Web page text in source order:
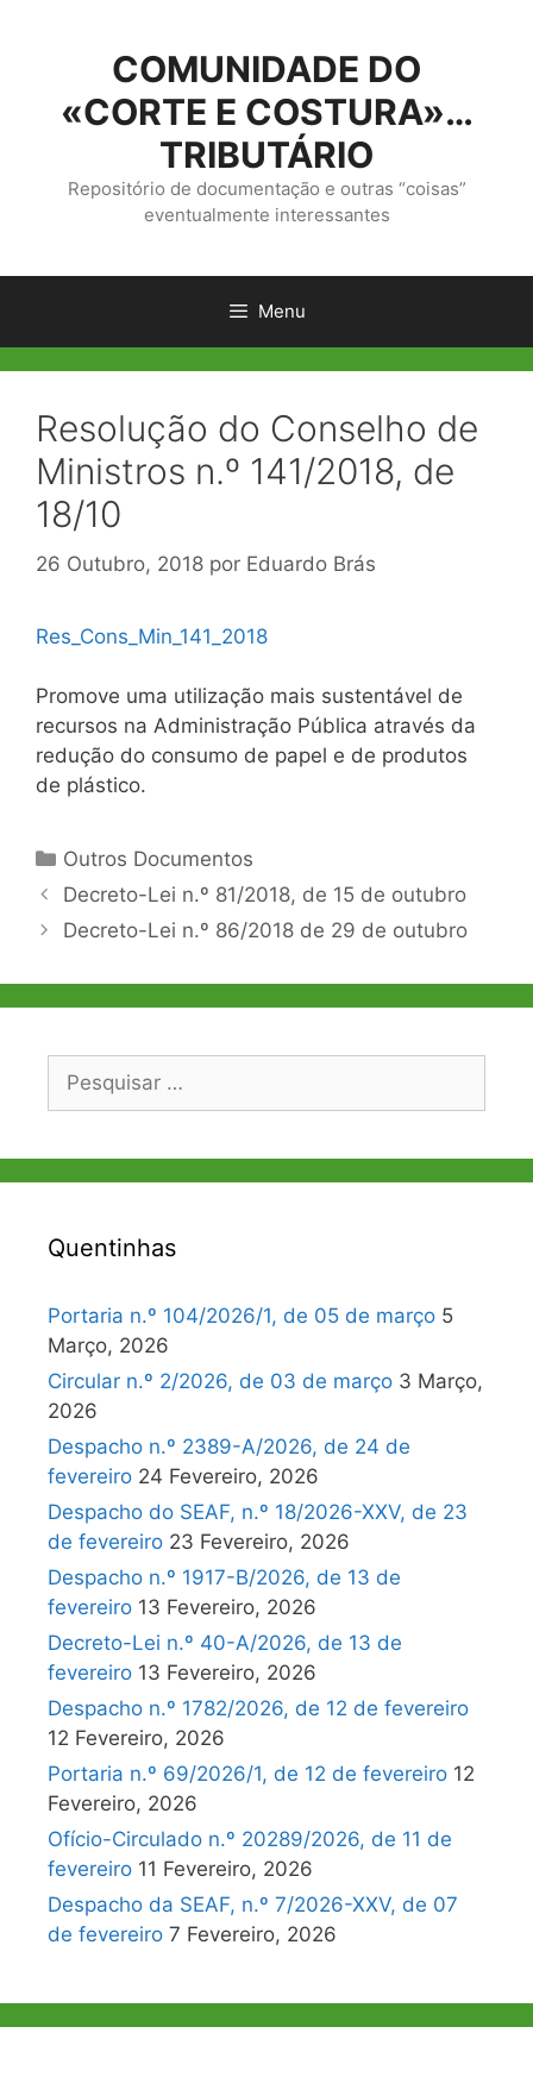
conteúdo
COMUNIDADE DO
«CORTE E COSTURA»…
TRIBUTÁRIO
Repositório de documentação e outras “coisas”
eventualmente interessantes
Menu
Resolução do Conselho de
Ministros n.º 141/2018, de
18/10
26 Outubro, 2018 por Eduardo Brás
Res_Cons_Min_141_2018
Promove uma utilização mais sustentável de
recursos na Administração Pública através da
redução do consumo de papel e de produtos
de plástico.
Categorias
Outros Documentos
Navegação
de
Decreto-Lei n.º 81/2018, de 15 de outubro
Decreto-Lei n.º 86/2018 de 29 de outubro
Pesquisar
Quentinhas
Portaria n.º 104/2026/1, de 05 de março 5
Março, 2026
Circular n.º 2/2026, de 03 de março 3 Março,
2026
Despacho n.º 2389-A/2026, de 24 de
fevereiro 24 Fevereiro, 2026
Despacho do SEAF, n.º 18/2026-XXV, de 23
de fevereiro 23 Fevereiro, 2026
Despacho n.º 1917-B/2026, de 13 de
fevereiro 13 Fevereiro, 2026
Decreto-Lei n.º 40-A/2026, de 13 de
fevereiro 13 Fevereiro, 2026
Despacho n.º 1782/2026, de 12 de fevereiro
12 Fevereiro, 2026
Portaria n.º 69/2026/1, de 12 de fevereiro 12
Fevereiro, 2026
Ofício-Circulado n.º 20289/2026, de 11 de
fevereiro 11 Fevereiro, 2026
Despacho da SEAF, n.º 7/2026-XXV, de 07
de fevereiro 7 Fevereiro, 2026